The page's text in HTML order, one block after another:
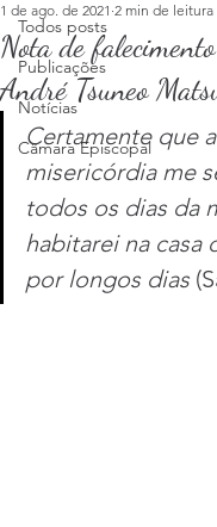
Todos posts
Publicações
Notícias
Câmara Episcopal
Nota de
André Tsuneo
1 de ago. de 2021 2 min de leitura
Certamente que
misericórdia me
todos os dias da
habitarei na casa
por longos dias